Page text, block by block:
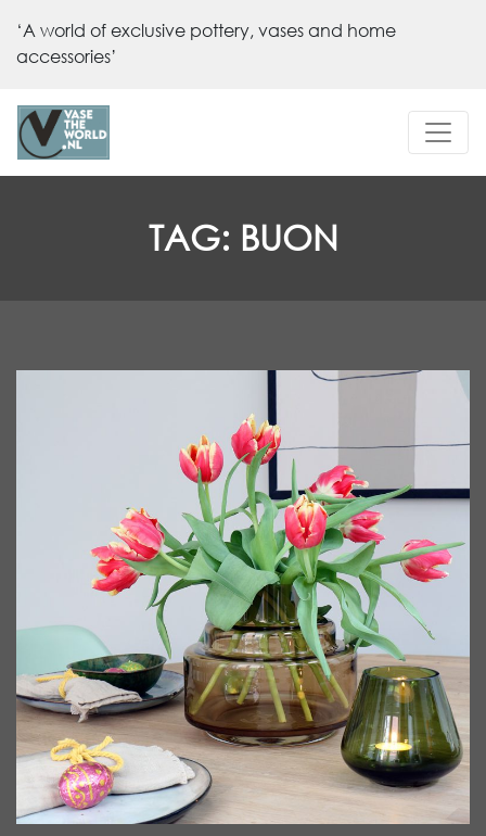
‘A world of exclusive pottery, vases and home
accessories’
TAG: BUON